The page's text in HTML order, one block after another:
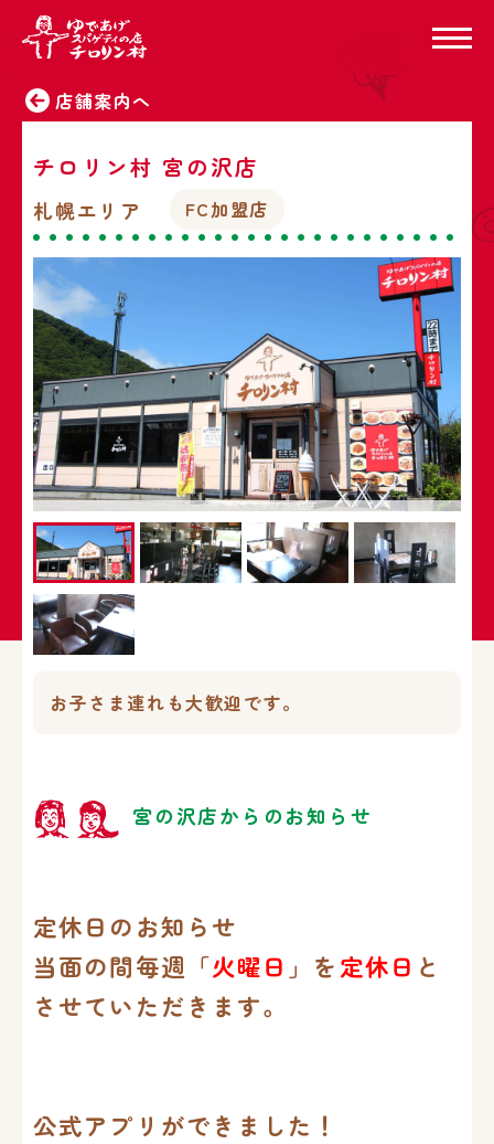
店舗案内へ
チロリン村 宮の沢店
札幌エリア FC加盟店
お子さま連れも大歓迎です。
宮の沢店からのお知らせ
定休日のお知らせ
当面の間毎週「火曜日 」を定休日 と
させていただきます。
公式アプリができました！